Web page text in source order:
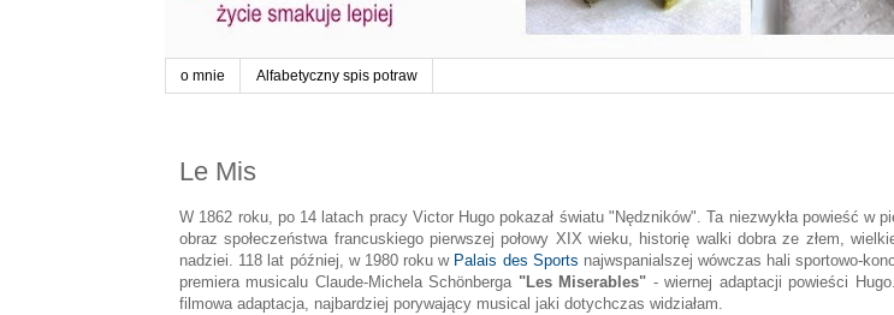
o mnie Alfabetyczny spis potraw
Le Mis
W 1862 roku, po 14 latach pracy Victor Hugo pokazał światu "Nędzników". Ta niezwykła powieść w
obraz społeczeństwa francuskiego pierwszej połowy XIX wieku, historię walki dobra ze złem,
nadziei. 118 lat później, w 1980 roku w Palais des Sports najwspanialszej wówczas hali sportowo-
premiera musicalu Claude-Michela Schönberga "Les Miserables" - wiernej adaptacji powieści
filmowa adaptacja, najbardziej porywający musical jaki dotychczas widziałam.